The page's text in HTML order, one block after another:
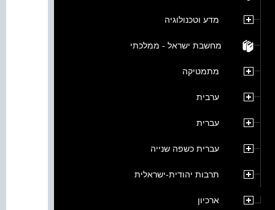
מדע וטכנולוגיה
מחשבת ישראל - ממלכתי
מתמטיקה
ערבית
עברית
עברית כשפה שנייה
תרבות יהודית-ישראלית
ארכיון